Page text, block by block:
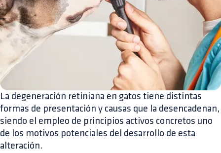
La degeneración retiniana en gatos tiene distintas
formas de presentación y causas que la desencadenan,
siendo el empleo de principios activos concretos uno
de los motivos potenciales del desarrollo de esta
alteración.